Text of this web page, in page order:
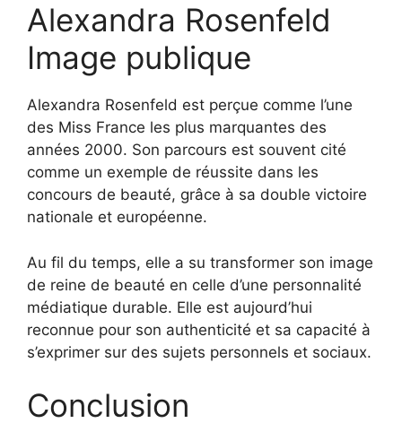
Alexandra Rosenfeld
Image publique
Alexandra Rosenfeld est perçue comme l’une
des Miss France les plus marquantes des
années 2000. Son parcours est souvent cité
comme un exemple de réussite dans les
concours de beauté, grâce à sa double victoire
nationale et européenne.
Au fil du temps, elle a su transformer son image
de reine de beauté en celle d’une personnalité
médiatique durable. Elle est aujourd’hui
reconnue pour son authenticité et sa capacité à
s’exprimer sur des sujets personnels et sociaux.
Conclusion